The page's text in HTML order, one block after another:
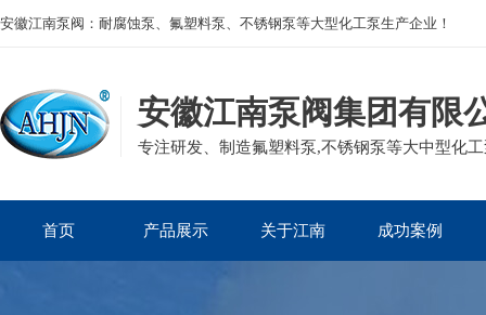
安徽江南泵阀：耐腐蚀泵、氟塑料泵、不锈钢泵等大型化工泵生产企业！
安徽江南泵阀集团有限
专注研发、制造氟塑料泵,不锈钢泵等大中型化
首页 产品展示 关于江南 成功案例